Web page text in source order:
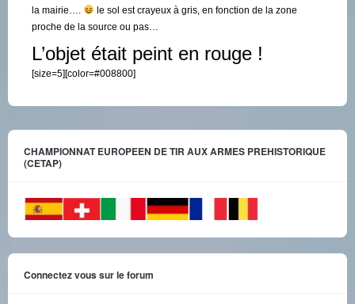
la mairie….
le sol est crayeux à gris, en fonction de la zone
proche de la source ou pas…
L’objet était peint en rouge !
[size=5][color=#008800]
CHAMPIONNAT EUROPEEN DE TIR AUX ARMES PREHISTORIQUE
(CETAP)
Connectez vous sur le forum